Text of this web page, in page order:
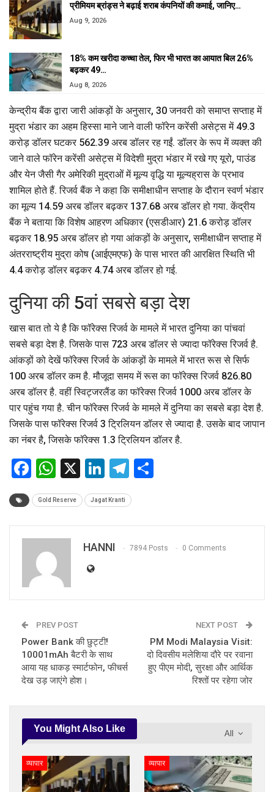
प्रीमियम ब्रांड्स ने बढ़ाई शराब कंपनियों की कमाई, जानिए…
Aug 9, 2026
18% कम खरीदा कच्चा तेल, फिर भी भारत का आयात बिल 26%
बढ़कर 49…
Aug 8, 2026
केन्द्रीय बैंक द्वारा जारी आंकड़ों के अनुसार, 30 जनवरी को समाप्त सप्ताह में
मुद्रा भंडार का अहम हिस्सा माने जाने वाली फॉरेन करेंसी असेट्स में 49.3
करोड़ डॉलर घटकर 562.39 अरब डॉलर रह गईं. डॉलर के रूप में व्यक्त की
जाने वाले फॉरेन करेंसी असेट्स में विदेशी मुद्रा भंडार में रखे गए यूरो, पाउंड
और येन जैसी गैर अमेरिकी मुद्राओं में मूल्य वृद्धि या मूल्यह्रास के प्रभाव
शामिल होते हैं. रिजर्व बैंक ने कहा कि समीक्षाधीन सप्ताह के दौरान स्वर्ण भंडार
का मूल्य 14.59 अरब डॉलर बढ़कर 137.68 अरब डॉलर हो गया. केंद्रीय
बैंक ने बताया कि विशेष आहरण अधिकार (एसडीआर) 21.6 करोड़ डॉलर
बढ़कर 18.95 अरब डॉलर हो गया आंकड़ों के अनुसार, समीक्षाधीन सप्ताह में
अंतरराष्ट्रीय मुद्रा कोष (आईएमएफ) के पास भारत की आरक्षित स्थिति भी
4.4 करोड़ डॉलर बढ़कर 4.74 अरब डॉलर हो गई.
दुनिया की 5वां सबसे बड़ा देश
खास बात तो ये है कि फॉरेक्स रिजर्व के मामले में भारत दुनिया का पांचवां
सबसे बड़ा देश है. जिसके पास 723 अरब डॉलर से ज्यादा फॉरेक्स रिजर्व है.
आंकड़ों को देखें फॉरेक्स रिजर्व के आंकड़ों के मामले में भारत रूस से सिर्फ
100 अरब डॉलर कम है. मौजूदा समय में रूस का फॉरेक्स रिजर्व 826.80
अरब डॉलर है. वहीं स्विट्जरलैंड का फॉरेक्स रिजर्व 1000 अरब डॉलर के
पार पहुंच गया है. चीन फॉरेक्स रिजर्व के मामले में दुनिया का सबसे बड़ा देश है.
जिसके पास फॉरेक्स रिजर्व 3 ट्रिलियन डॉलर से ज्यादा है. उसके बाद जापान
का नंबर है, जिसके फॉरेक्स 1.3 ट्रिलियन डॉलर है.
Facebook
WhatsApp
X LinkedIn
Telegram
Gold Reserve Jagat Kranti
HANNI 7894 Posts 0 Comments
PREV POST
Power Bank की छुट्टी!
10001mAh बैटरी के साथ
आया यह धाकड़ स्मार्टफोन, फीचर्स
देख उड़ जाएंगे होश।
NEXT POST
PM Modi Malaysia Visit:
दो दिवसीय मलेशिया दौरे पर रवाना
हुए पीएम मोदी, सुरक्षा और आर्थिक
रिश्तों पर रहेगा जोर
All
You Might Also Like
व्यापार व्यापार